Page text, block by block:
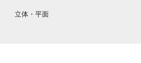
立体・平面